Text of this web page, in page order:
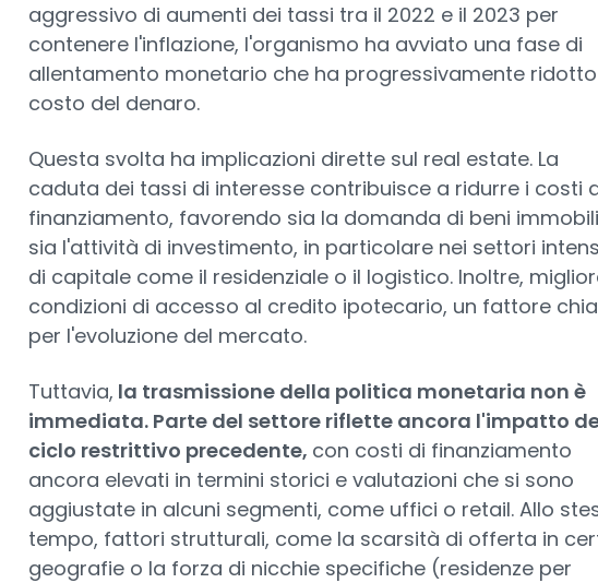
aggressivo di aumenti dei tassi tra il 2022 e il 2023 per
contenere l'inflazione, l'organismo ha avviato una fase di
allentamento monetario che ha progressivamente
costo del denaro.
Questa svolta ha implicazioni dirette sul real estate. La
caduta dei tassi di interesse contribuisce a ridurre i costi
finanziamento, favorendo sia la domanda di beni
sia l'attività di investimento, in particolare nei settori
di capitale come il residenziale o il logistico. Inoltre,
condizioni di accesso al credito ipotecario, un fattore
per l'evoluzione del mercato.
Tuttavia, la trasmissione della politica monetaria non è
immediata. Parte del settore riflette ancora l'impatto
ciclo restrittivo precedente, con costi di finanziamento
ancora elevati in termini storici e valutazioni che si sono
aggiustate in alcuni segmenti, come uffici o retail. Allo
tempo, fattori strutturali, come la scarsità di offerta in
geografie o la forza di nicchie specifiche (residenze per